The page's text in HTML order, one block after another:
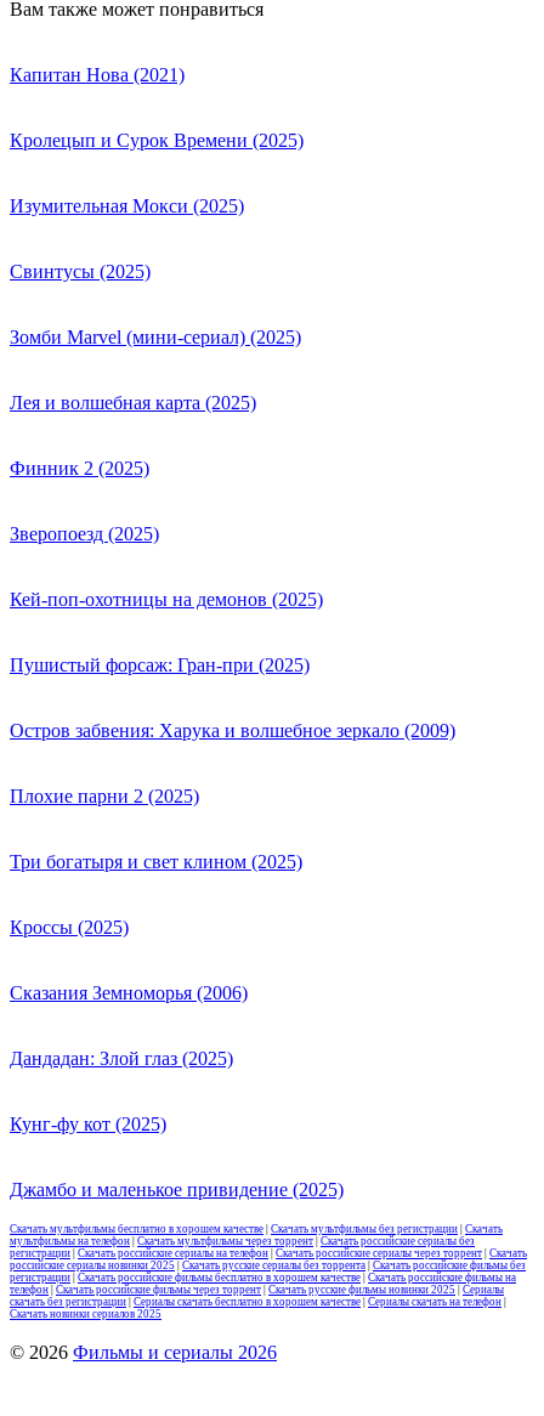
Вам также может понравиться
Капитан Нова (2021)
Кролецып и Сурок Времени (2025)
Изумительная Мокси (2025)
Свинтусы (2025)
Зомби Marvel (мини-сериал) (2025)
Лея и волшебная карта (2025)
Финник 2 (2025)
Зверопоезд (2025)
Кей-поп-охотницы на демонов (2025)
Пушистый форсаж: Гран-при (2025)
Остров забвения: Харука и волшебное зеркало (2009)
Плохие парни 2 (2025)
Три богатыря и свет клином (2025)
Кроссы (2025)
Сказания Земноморья (2006)
Дандадан: Злой глаз (2025)
Кунг-фу кот (2025)
Джамбо и маленькое привидение (2025)
Скачать мультфильмы бесплатно в хорошем качестве Скачать мультфильмы без регистрации Скачать
мультфильмы на телефон Скачать мультфильмы через торрент Скачать российские сериалы без
регистрации Скачать российские сериалы на телефон Скачать российские сериалы через торрент Скачать
российские сериалы новинки 2025
Скачать русские сериалы без торрента Скачать российские фильмы без
регистрации Скачать российские фильмы бесплатно в хорошем качестве Скачать российские фильмы на
телефон Скачать российские фильмы через торрент Скачать русские фильмы новинки 2025
Сериалы
скачать без регистрации Сериалы скачать бесплатно в хорошем качестве Сериалы скачать на телефон
Скачать новинки сериалов 2025
© 2026 Фильмы и сериалы 2026